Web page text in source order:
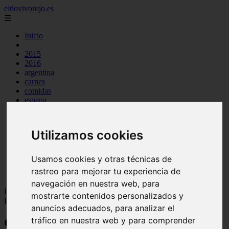
Utilizamos cookies
Usamos cookies y otras técnicas de
rastreo para mejorar tu experiencia de
navegación en nuestra web, para
mostrarte contenidos personalizados y
anuncios adecuados, para analizar el
tráfico en nuestra web y para comprender
eltiovivorojo.es
☰
Inicio
2015
2016
argentina
carnes
comidas
espana
postres
reposteria
venezuela
verduras
Inicio recetas
Comidas típicas de Guyana ▷ + RECETAS ◁
Paso a Paso
Comidas típicas de Guyana ▷ +